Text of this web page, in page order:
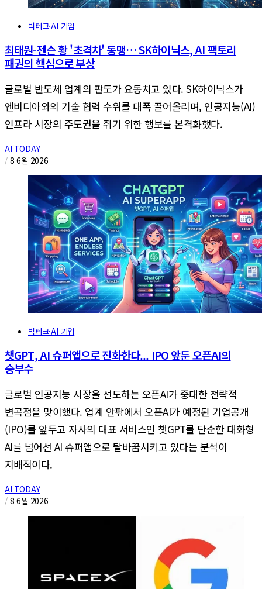
빅테크·AI 기업
최태원-젠슨 황 '초격차' 동맹… SK하이닉스, AI 팩토리
패권의 핵심으로 부상
글로벌 반도체 업계의 판도가 요동치고 있다. SK하이닉스가
엔비디아와의 기술 협력 수위를 대폭 끌어올리며, 인공지능(AI)
인프라 시장의 주도권을 쥐기 위한 행보를 본격화했다.
AI TODAY
/ 8 6월 2026
빅테크·AI 기업
챗GPT, AI 슈퍼앱으로 진화한다... IPO 앞둔 오픈AI의
승부수
글로벌 인공지능 시장을 선도하는 오픈AI가 중대한 전략적
변곡점을 맞이했다. 업계 안팎에서 오픈AI가 예정된 기업공개
(IPO)를 앞두고 자사의 대표 서비스인 챗GPT를 단순한 대화형
AI를 넘어선 AI 슈퍼앱으로 탈바꿈시키고 있다는 분석이
지배적이다.
AI TODAY
/ 8 6월 2026